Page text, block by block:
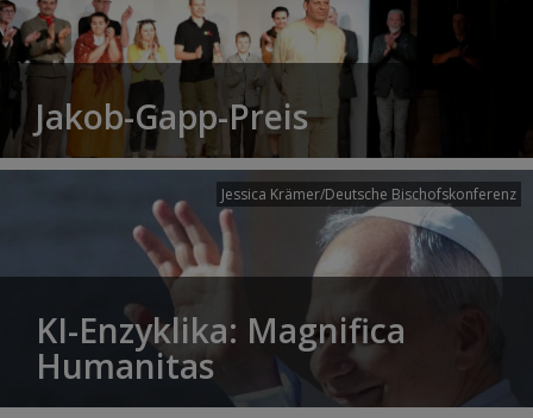
Jakob-Gapp-Preis
Jessica Krämer/Deutsche Bischofskonferenz
KI-Enzyklika: Magnifica
Humanitas